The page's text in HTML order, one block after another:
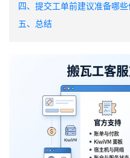
四、提交工单前建议准备哪些
五、总结